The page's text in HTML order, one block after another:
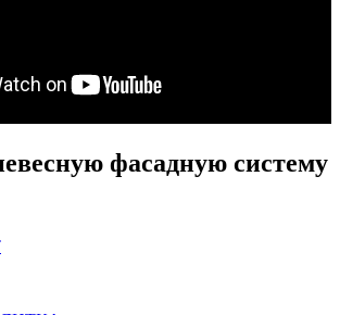
фасадную систему